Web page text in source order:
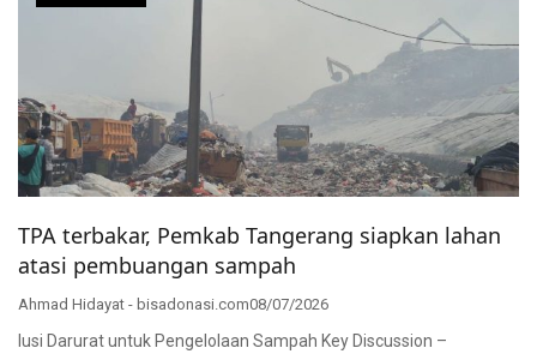
TPA terbakar, Pemkab Tangerang siapkan lahan
atasi pembuangan sampah
Ahmad Hidayat - bisadonasi.com08/07/2026
lusi Darurat untuk Pengelolaan Sampah Key Discussion –